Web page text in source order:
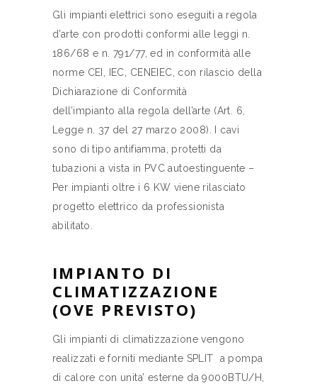
Gli impianti elettrici sono eseguiti a regola
d’arte con prodotti conformi alle leggi n.
186/68 e n. 791/77, ed in conformità alle
norme CEI, IEC, CENEIEC, con rilascio della
Dichiarazione di Conformità
dell’impianto alla regola dell’arte (Art. 6,
Legge n. 37 del 27 marzo 2008). I cavi
sono di tipo antifiamma, protetti da
tubazioni a vista in PVC autoestinguente –
Per impianti oltre i 6 KW viene rilasciato
progetto elettrico da professionista
abilitato.
IMPIANTO DI
CLIMATIZZAZIONE
(OVE PREVISTO)
Gli impianti di climatizzazione vengono
realizzati e forniti mediante SPLIT a pompa
di calore con unita’ esterne da 9000BTU/H,